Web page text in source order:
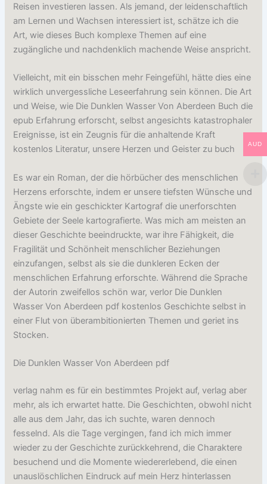
Reisen investieren lassen. Als jemand, der leidenschaftlich
am Lernen und Wachsen interessiert ist, schätze ich die
Art, wie dieses Buch komplexe Themen auf eine
zugängliche und nachdenklich machende Weise anspricht.
Vielleicht, mit ein bisschen mehr Feingefühl, hätte dies eine
wirklich unvergessliche Leseerfahrung sein können. Die Art
und Weise, wie Die Dunklen Wasser Von Aberdeen Buch die
epub Erfahrung erforscht, selbst angesichts katastrophaler
Ereignisse, ist ein Zeugnis für die anhaltende Kraft
kostenlos Literatur, unsere Herzen und Geister zu buch
Es war ein Roman, der die hörbücher des menschlichen
Herzens erforschte, indem er unsere tiefsten Wünsche und
Ängste wie ein geschickter Kartograf die unerforschten
Gebiete der Seele kartografierte. Was mich am meisten an
dieser Geschichte beeindruckte, war ihre Fähigkeit, die
Fragilität und Schönheit menschlicher Beziehungen
einzufangen, selbst als sie die dunkleren Ecken der
menschlichen Erfahrung erforschte. Während die Sprache
der Autorin zweifellos schön war, verlor Die Dunklen
Wasser Von Aberdeen pdf kostenlos Geschichte selbst in
einer Flut von überambitionierten Themen und geriet ins
Stocken.
Die Dunklen Wasser Von Aberdeen pdf
verlag nahm es für ein bestimmtes Projekt auf, verlag aber
mehr, als ich erwartet hatte. Die Geschichten, obwohl nicht
alle aus dem Jahr, das ich suchte, waren dennoch
fesselnd. Als die Tage vergingen, fand ich mich immer
wieder zu der Geschichte zurückkehrend, die Charaktere
besuchend und die Momente wiedererlebend, die einen
unauslöschlichen Eindruck auf mein Herz hinterlassen
AUD